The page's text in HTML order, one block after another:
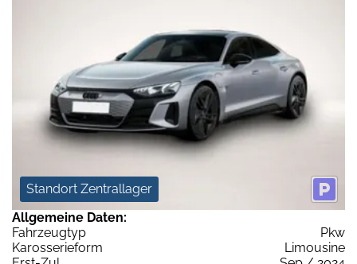
Standort Zentrallager
Allgemeine Daten:
Fahrzeugtyp
Pkw
Karosserieform
Limousine